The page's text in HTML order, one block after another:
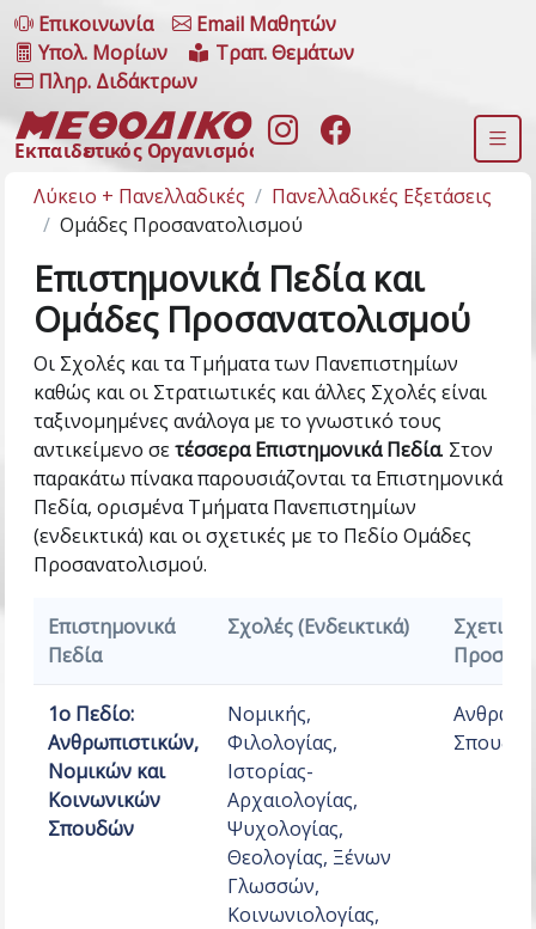
Επικοινωνία
Email Μαθητών
Υπολ. Μορίων
Τραπ. Θεμάτων
Πληρ. Διδάκτρων
Λύκειο + Πανελλαδικές
Πανελλαδικές Εξετάσεις
Ομάδες Προσανατολισμού
Επιστημονικά Πεδία και
Ομάδες Προσανατολισμού
Οι Σχολές και τα Τμήματα των Πανεπιστημίων
καθώς και οι Στρατιωτικές και άλλες Σχολές είναι
ταξινομημένες ανάλογα με το γνωστικό τους
αντικείμενο σετέσσερα Eπιστημονικά Πεδία. Στον
παρακάτω πίνακα παρουσιάζονται τα Επιστημονικά
Πεδία, ορισμένα Τμήματα Πανεπιστημίων
(ενδεικτικά) και οι σχετικές με το Πεδίο Ομάδες
Προσανατολισμού.
Επιστημονικά
Πεδία
Σχολές (Ενδεικτικά)
1ο Πεδίο:
Ανθρωπιστικών,
Νομικών και
Κοινωνικών
Σπουδών
Νομικής,
Φιλολογίας,
Ιστορίας-
Αρχαιολογίας,
Ψυχολογίας,
Θεολογίας, Ξένων
Γλωσσών,
Κοινωνιολογίας,